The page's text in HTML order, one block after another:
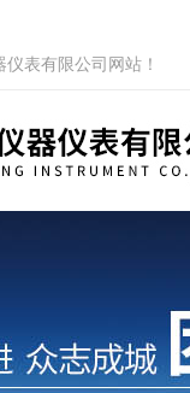
表有限公司网站！